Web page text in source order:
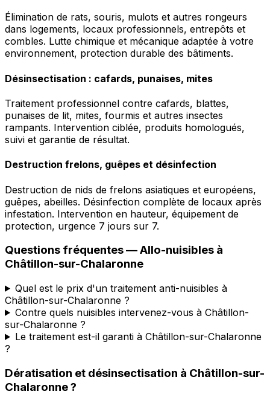
Élimination de rats, souris, mulots et autres rongeurs
dans logements, locaux professionnels, entrepôts et
combles. Lutte chimique et mécanique adaptée à votre
environnement, protection durable des bâtiments.
Désinsectisation : cafards, punaises, mites
Traitement professionnel contre cafards, blattes,
punaises de lit, mites, fourmis et autres insectes
rampants. Intervention ciblée, produits homologués,
suivi et garantie de résultat.
Destruction frelons, guêpes et désinfection
Destruction de nids de frelons asiatiques et européens,
guêpes, abeilles. Désinfection complète de locaux après
infestation. Intervention en hauteur, équipement de
protection, urgence 7 jours sur 7.
Questions fréquentes —Allo-nuisibles à
Châtillon-sur-Chalaronne
Quel est le prix d'un traitement anti-nuisibles à
Châtillon-sur-Chalaronne ?
Contre quels nuisibles intervenez-vous à Châtillon-
sur-Chalaronne ?
Le traitement est-il garanti à Châtillon-sur-Chalaronne
?
Dératisation et désinsectisation à Châtillon-sur-
Chalaronne?